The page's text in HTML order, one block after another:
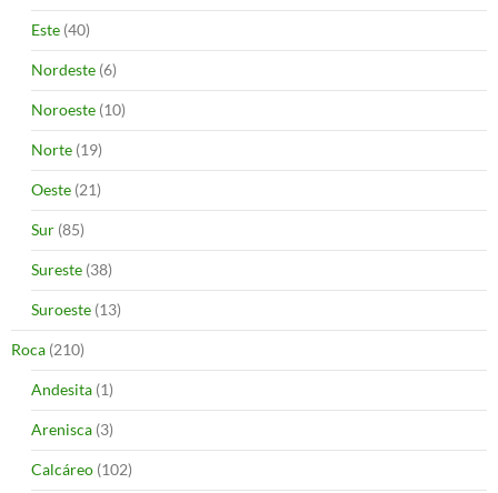
Este (40)
Nordeste (6)
Noroeste (10)
Norte (19)
Oeste (21)
Sur (85)
Sureste (38)
Suroeste (13)
Roca (210)
Andesita (1)
Arenisca (3)
Calcáreo (102)